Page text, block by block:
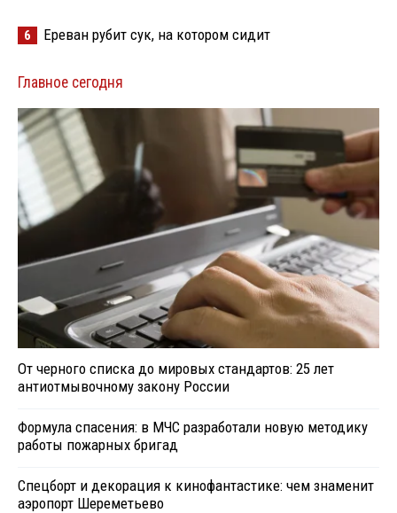
6 Ереван рубит сук, на котором сидит
Главное сегодня
От черного списка до мировых стандартов: 25 лет
антиотмывочному закону России
Формула спасения: в МЧС разработали новую методику
работы пожарных бригад
Спецборт и декорация к кинофантастике: чем знаменит
аэропорт Шереметьево